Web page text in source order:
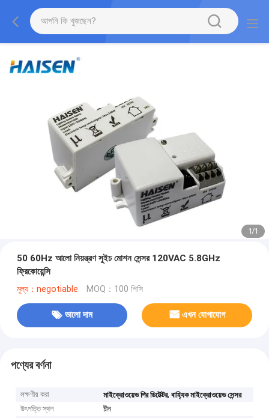
1/1
50 60Hz আলো নিয়ন্ত্রণ সুইচ মোশন সেন্সর 120VAC 5.8GHz
ফ্রিকোয়েন্সি
মূল্য：negotiable MOQ：100 পিসি
ভালো দাম এখন যোগাযোগ
পণ্যের বর্ণনা
লক্ষণীয় করা মাইক্রোওয়েভ পির ডিটেক্টর,বাহ্যিক মাইক্রোওয়েভ সেন্সর
উৎপত্তি স্থল
চীন